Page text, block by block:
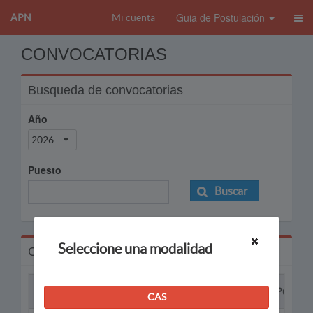
APN Mi cuenta Guia de Postulación
CONVOCATORIAS
Busqueda de convocatorias
Año
2026
Puesto
Buscar
Convocatorias
Puesto
Seleccione una modalidad
CAS